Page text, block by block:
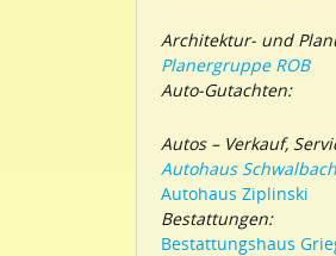
Architektur- und
Planergruppe ROB
Auto-Gutachten:
Autos – Verkauf,
Autohaus Schwalbach
Autohaus Ziplinski
Bestattungen:
Bestattungshaus